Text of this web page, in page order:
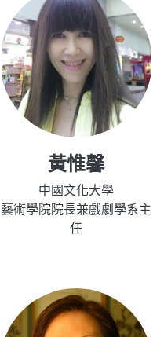
黃惟馨
中國文化大學
藝術學院院長兼戲劇學系主
任